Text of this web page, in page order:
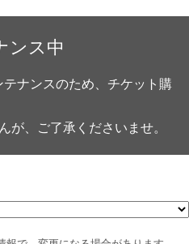
ンス中
ナンスのため、チケット購
が、ご了承くださいませ。